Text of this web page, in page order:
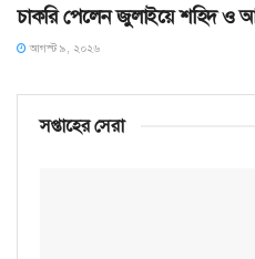
চাকরি পেলেন জুলাইয়ে শহিদ ও
আগস্ট ৯, ২০২৬
সপ্তাহের সেরা